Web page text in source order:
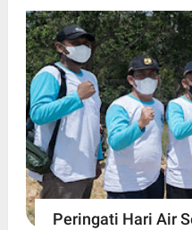
Peringati Hari Air